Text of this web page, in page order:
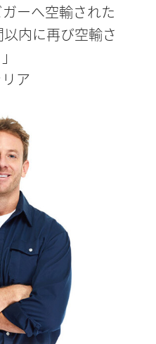
ガーへ空輸された
内に再び空輸さ
ア